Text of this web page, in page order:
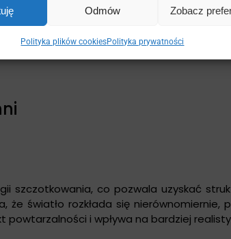
Odmów Zobacz
Polityka plików cookiesPolityka prywatności
szczotkowania, co pozwala uzyskać
światło rozkłada się nierównomiernie,
i wpływa na bardziej